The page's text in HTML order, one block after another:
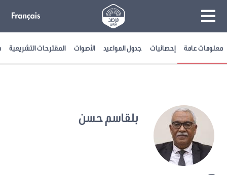
معلومات عامة إحصائيات جدول المواعيد الأصوات المقترحات التشريعية
بلقاسم حسن